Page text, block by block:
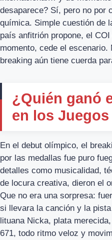
desaparece? Sí, pero no por
química. Simple cuestión de
país anfitrión propone, el
momento, cede el
breaking aún tiene cuerda
¿Quién ganó
en los
En el debut olímpico, el
por las medallas fue puro
detalles como musicalidad,
de locura creativa, dieron el
Que no era una sorpresa:
si llevara la canción y la
lituana Nicka, plata
671, todo ritmo veloz y